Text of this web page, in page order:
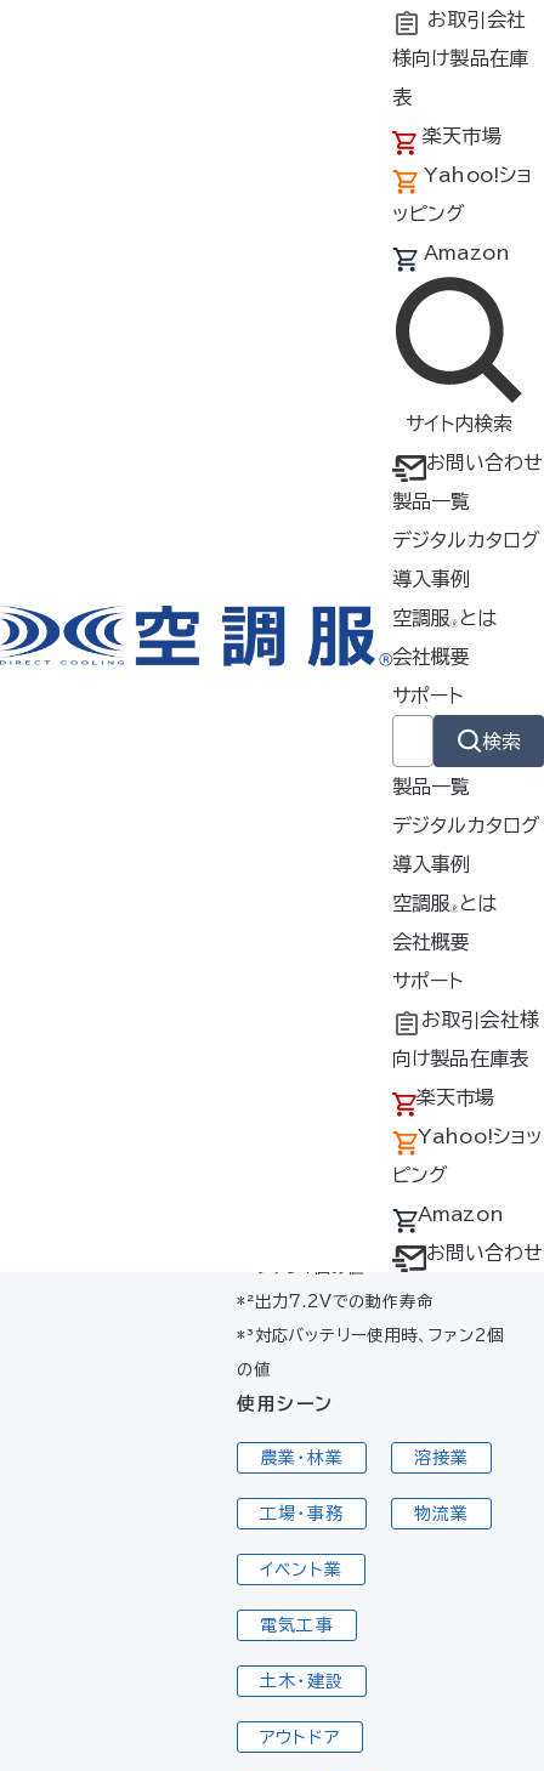
お取引会社
様向け製品在庫
表
楽天市場
Yahoo!ショ
ッピング
Amazon
サイト内検索
お問い合わせ
製品一覧
デジタルカタログ
導入事例
空調服🄬 とは
会社概要
サポート
検索
製品一覧
デジタルカタログ
導入事例
導入事例
共同開発
工場シミュレーシ
ョン
空調服🄬 とは
空調服 ®とは
開発秘話
会社概要
企業理念
会社概要
会社沿革
アクセス
採用情報
サポート
よくあるご質問
不要なバッテリー
の回収について
デバイス・ファン
オプション対応表
取扱説明書ダウ
ンロードサービス
ユーザー登録
購入方法
お取引会社様
向け製品在庫表
楽天市場
Yahoo!ショッ
ピング
Amazon
お問い合わせ
ファン
ワンタッチファン
FAN2400
マブチモーター製ハイパワーモ
ワンタッチでの着脱が可能
FAN2200より風量が23%
BT23221/BTSP1
※他のバッテリーをご使用になると、
不具合が起こる場合があります。
【仕様】
800時間（公称値）
60.0ℓ/
秒
6.0V
51.8ℓ/
秒
5.0V
44.8ℓ/
秒
32.0ℓ/
秒
*²出力7.2Vでの動作寿命
*³対応バッテリー使用時、ファン2個
の値
使用シーン
農業・林業 溶接業
工場・事務 物流業
イベント業
電気工事
土木・建設
アウトドア